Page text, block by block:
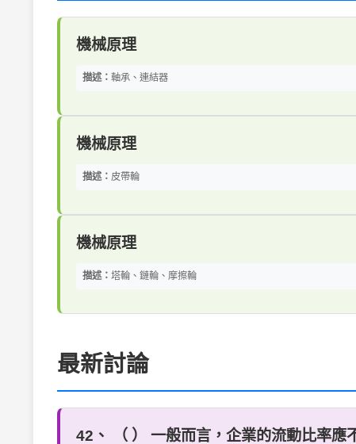
機械原理
描述： 軸承、連結器
機械原理
描述： 皮帶輪
機械原理
描述： 塔輪、鏈輪、摩擦輪
最新討論
42、 （ ） 一般而言，企業的流動比率應